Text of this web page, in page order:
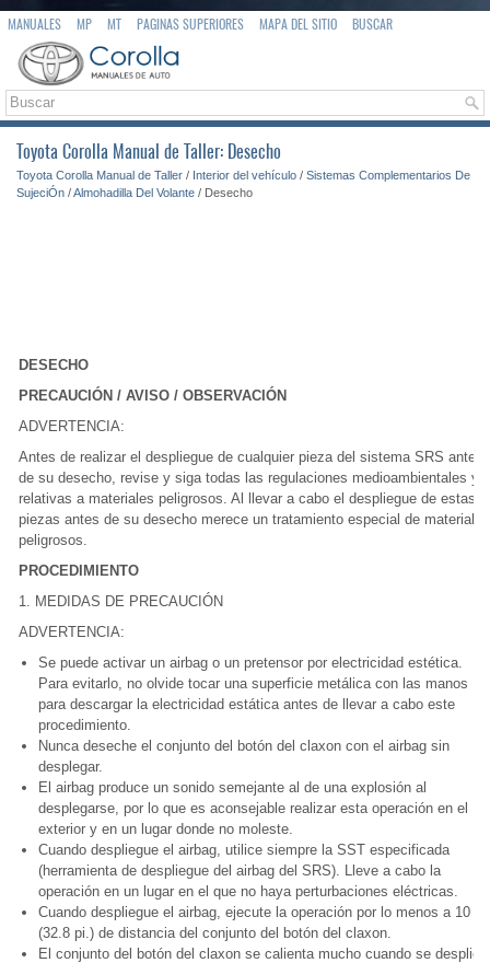
MANUALES MP MT PAGINAS SUPERIORES MAPA DEL SITIO BUSCAR
Toyota Corolla Manual de Taller: Desecho
Toyota Corolla Manual de Taller / Interior del vehículo / Sistemas Complementarios De
SujeciÓn /Almohadilla Del Volante / Desecho
DESECHO
PRECAUCIÓN / AVISO / OBSERVACIÓN
ADVERTENCIA:
Antes de realizar el despliegue de cualquier pieza del sistema SRS antes
de su desecho, revise y siga todas las regulaciones medioambientales y
relativas a materiales peligrosos. Al llevar a cabo el despliegue de estas
piezas antes de su desecho merece un tratamiento especial de materiales
peligrosos.
PROCEDIMIENTO
1. MEDIDAS DE PRECAUCIÓN
ADVERTENCIA:
Se puede activar un airbag o un pretensor por electricidad estética.
Para evitarlo, no olvide tocar una superficie metálica con las manos
para descargar la electricidad estática antes de llevar a cabo este
procedimiento.
Nunca deseche el conjunto del botón del claxon con el airbag sin
desplegar.
El airbag produce un sonido semejante al de una explosión al
desplegarse, por lo que es aconsejable realizar esta operación en el
exterior y en un lugar donde no moleste.
Cuando despliegue el airbag, utilice siempre la SST especificada
(herramienta de despliegue del airbag del SRS). Lleve a cabo la
operación en un lugar en el que no haya perturbaciones eléctricas.
Cuando despliegue el airbag, ejecute la operación por lo menos a 10 m
(32.8 pi.) de distancia del conjunto del botón del claxon.
El conjunto del botón del claxon se calienta mucho cuando se